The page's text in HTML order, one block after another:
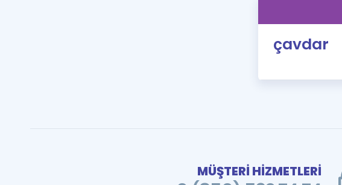
çavdar
MÜŞTERİ HİZMETLERİ